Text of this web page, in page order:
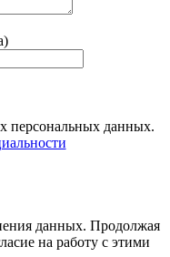
персональных данных.
данных. Продолжая
на работу с этими